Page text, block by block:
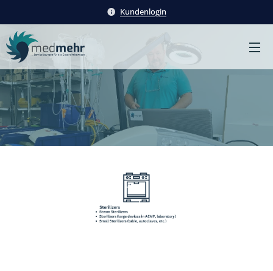
Kundenlogin